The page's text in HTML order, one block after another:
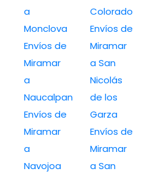
a
Monclova
Envíos de
Miramar
a
Naucalpan
Envíos de
Miramar
a
Navojoa
Colorado
Envíos de
Miramar
a San
Nicolás
de los
Garza
Envíos de
Miramar
a San